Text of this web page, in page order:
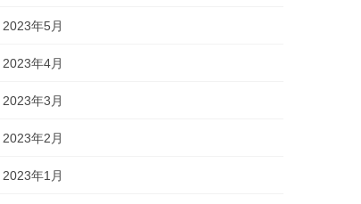
2023年5月
2023年4月
2023年3月
2023年2月
2023年1月